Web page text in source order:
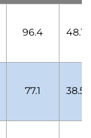
96.4 48.1
77.1 38.5